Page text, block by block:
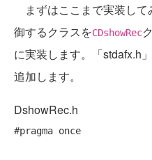
まずはここまで実装して
御するクラスをCDshowRec
に実装します。「stdafx.h
追加します。
DshowRec.h
#pragma once